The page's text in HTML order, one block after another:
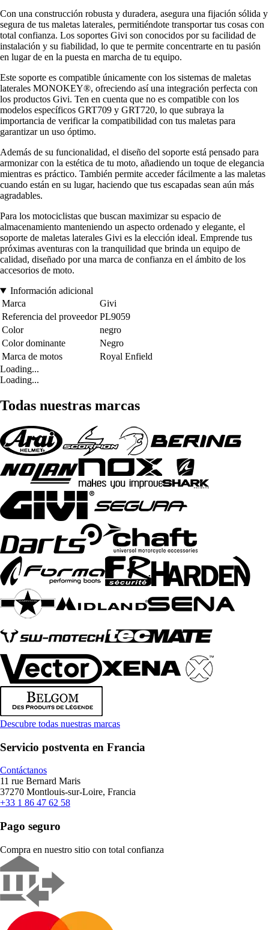
Con una construcción robusta y duradera, asegura una fijación sólida y
segura de tus maletas laterales, permitiéndote transportar tus cosas con
total confianza. Los soportes Givi son conocidos por su facilidad de
instalación y su fiabilidad, lo que te permite concentrarte en tu pasión
en lugar de en la puesta en marcha de tu equipo.
Este soporte es compatible únicamente con los sistemas de maletas
laterales MONOKEY®, ofreciendo así una integración perfecta con
los productos Givi. Ten en cuenta que no es compatible con los
modelos específicos GRT709 y GRT720, lo que subraya la
importancia de verificar la compatibilidad con tus maletas para
garantizar un uso óptimo.
Además de su funcionalidad, el diseño del soporte está pensado para
armonizar con la estética de tu moto, añadiendo un toque de elegancia
mientras es práctico. También permite acceder fácilmente a las maletas
cuando están en su lugar, haciendo que tus escapadas sean aún más
agradables.
Para los motociclistas que buscan maximizar su espacio de
almacenamiento manteniendo un aspecto ordenado y elegante, el
soporte de maletas laterales Givi es la elección ideal. Emprende tus
próximas aventuras con la tranquilidad que brinda un equipo de
calidad, diseñado por una marca de confianza en el ámbito de los
accesorios de moto.
Información adicional
Marca
Givi
Referencia del proveedor PL9059
Color
negro
Color dominante
Negro
Marca de motos
Royal Enfield
Loading...
Loading...
Todas nuestras marcas
Descubre todas nuestras marcas
Servicio postventa en Francia
Contáctanos
11 rue Bernard Maris
37270 Montlouis-sur-Loire, Francia
+33 1 86 47 62 58
Pago seguro
Compra en nuestro sitio con total confianza